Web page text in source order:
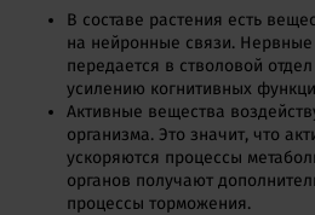
В составе растения есть
на нейронные связи. Нервные
передается в стволовой
усилению когнитивных
Активные вещества
организма. Это значит, что
ускоряются процессы
органов получают
процессы торможения.